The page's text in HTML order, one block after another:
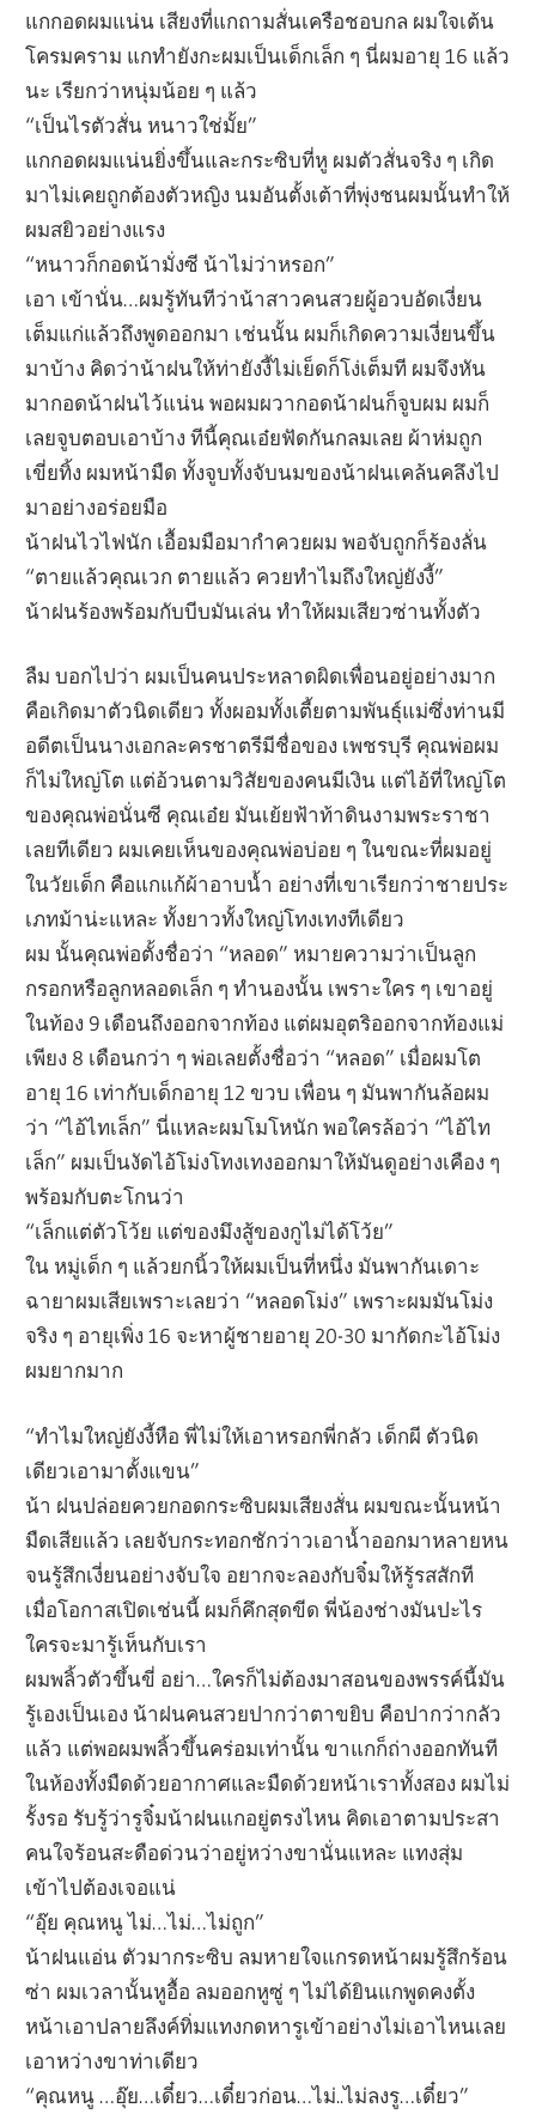
แกกอดผมแน่น เสียงที่แกถามสั่นเครือชอบกล ผมใจเต้น
โครมคราม แกทำยังกะผมเป็นเด็กเล็ก ๆ นี่ผมอายุ 16 แล้ว
นะ เรียกว่าหนุ่มน้อย ๆ แล้ว
“เป็นไรตัวสั่น หนาวใช่มั้ย”
แกกอดผมแน่นยิ่งขึ้นและกระซิบที่หู ผมตัวสั่นจริง ๆ เกิด
มาไม่เคยถูกต้องตัวหญิง นมอันตั้งเต้าที่พุ่งชนผมนั้นทำให้
ผมสยิวอย่างแรง
“หนาวก็กอดน้ามั่งซี น้าไม่ว่าหรอก”
เอา เข้านั่น…ผมรู้ทันทีว่าน้าสาวคนสวยผู้อวบอัดเงี่ยน
เต็มแก่แล้วถึงพูดออกมา เช่นนั้น ผมก็เกิดความเงี่ยนขึ้น
มาบ้าง คิดว่าน้าฝนให้ท่ายังงี้ไม่เย็ดก็โง่เต็มที ผมจึงหัน
มากอดน้าฝนไว้แน่น พอผมผวากอดน้าฝนก็จูบผม ผมก็
เลยจูบตอบเอาบ้าง ทีนี้คุณเอ๋ยฟัดกันกลมเลย ผ้าห่มถูก
เขี่ยทิ้ง ผมหน้ามืด ทั้งจูบทั้งจับนมของน้าฝนเคล้นคลึงไป
มาอย่างอร่อยมือ
น้าฝนไวไฟนัก เอื้อมมือมากำควยผม พอจับถูกก็ร้องลั่น
“ตายแล้วคุณเวก ตายแล้ว ควยทำไมถึงใหญ่ยังงี้”
น้าฝนร้องพร้อมกับบีบมันเล่น ทำให้ผมเสียวซ่านทั้งตัว
ลืม บอกไปว่า ผมเป็นคนประหลาดผิดเพื่อนอยู่อย่างมาก
คือเกิดมาตัวนิดเดียว ทั้งผอมทั้งเตี้ยตามพันธุ์แม่ซึ่งท่านมี
อดีตเป็นนางเอกละครชาตรีมีชื่อของ เพชรบุรี คุณพ่อผม
ก็ไม่ใหญ่โต แต่อ้วนตามวิสัยของคนมีเงิน แต่ไอ้ที่ใหญ่โต
ของคุณพ่อนั่นซี คุณเอ๋ย มันเย้ยฟ้าท้าดินงามพระราชา
เลยทีเดียว ผมเคยเห็นของคุณพ่อบ่อย ๆ ในขณะที่ผมอยู่
ในวัยเด็ก คือแกแก้ผ้าอาบน้ำ อย่างที่เขาเรียกว่าชายประ
เภทม้าน่ะแหละ ทั้งยาวทั้งใหญ่โทงเทงทีเดียว
ผม นั้นคุณพ่อตั้งชื่อว่า “หลอด” หมายความว่าเป็นลูก
กรอกหรือลูกหลอดเล็ก ๆ ทำนองนั้น เพราะใคร ๆ เขาอยู่
ในท้อง 9 เดือนถึงออกจากท้อง แต่ผมอุตริออกจากท้องแม่
เพียง 8 เดือนกว่า ๆ พ่อเลยตั้งชื่อว่า “หลอด” เมื่อผมโต
อายุ 16 เท่ากับเด็กอายุ 12 ขวบ เพื่อน ๆ มันพากันล้อผม
ว่า “ไอ้ไทเล็ก” นี่แหละผมโมโหนัก พอใครล้อว่า “ไอ้ไท
เล็ก” ผมเป็นงัดไอ้โม่งโทงเทงออกมาให้มันดูอย่างเคือง ๆ
พร้อมกับตะโกนว่า
“เล็กแต่ตัวโว้ย แต่ของมึงสู้ของกูไม่ได้โว้ย”
ใน หมู่เด็ก ๆ แล้วยกนิ้วให้ผมเป็นที่หนึ่ง มันพากันเดาะ
ฉายาผมเสียเพราะเลยว่า “หลอดโม่ง” เพราะผมมันโม่ง
จริง ๆ อายุเพิ่ง 16 จะหาผู้ชายอายุ 20-30 มากัดกะไอ้โม่ง
ผมยากมาก
“ทำไมใหญ่ยังงี้หือ พี่ไม่ให้เอาหรอกพี่กลัว เด็กผี ตัวนิด
เดียวเอามาตั้งแขน”
น้า ฝนปล่อยควยกอดกระซิบผมเสียงสั่น ผมขณะนั้นหน้า
มืดเสียแล้ว เลยจับกระทอกชักว่าวเอาน้ำออกมาหลายหน
จนรู้สึกเงี่ยนอย่างจับใจ อยากจะลองกับจิ๋มให้รู้รสสักที
เมื่อโอกาสเปิดเช่นนี้ ผมก็คึกสุดขีด พี่น้องช่างมันปะไร
ใครจะมารู้เห็นกับเรา
ผมพลิ้วตัวขึ้นขี่ อย่า…ใครก็ไม่ต้องมาสอนของพรรค์นี้มัน
รู้เองเป็นเอง น้าฝนคนสวยปากว่าตาขยิบ คือปากว่ากลัว
แล้ว แต่พอผมพลิ้วขึ้นคร่อมเท่านั้น ขาแกก็ถ่างออกทันที
ในห้องทั้งมืดด้วยอากาศและมืดด้วยหน้าเราทั้งสอง ผมไม่
รั้งรอ รับรู้ว่ารูจิ๋มน้าฝนแกอยู่ตรงไหน คิดเอาตามประสา
คนใจร้อนสะดือด่วนว่าอยู่หว่างขานั่นแหละ แทงสุ่ม
เข้าไปต้องเจอแน่
“อุ๊ย คุณหนู ไม่…ไม่…ไม่ถูก”
น้าฝนแอ่น ตัวมากระซิบ ลมหายใจแกรดหน้าผมรู้สึกร้อน
ซ่า ผมเวลานั้นหูอื้อ ลมออกหูซู่ ๆ ไม่ได้ยินแกพูดคงตั้ง
หน้าเอาปลายลึงค์ทิ่มแทงกดหารูเข้าอย่างไม่เอาไหนเลย
เอาหว่างขาท่าเดียว
“คุณหนู …อุ๊ย…เดี๋ยว…เดี๋ยวก่อน…ไม่..ไม่ลงรู…เดี๋ยว”